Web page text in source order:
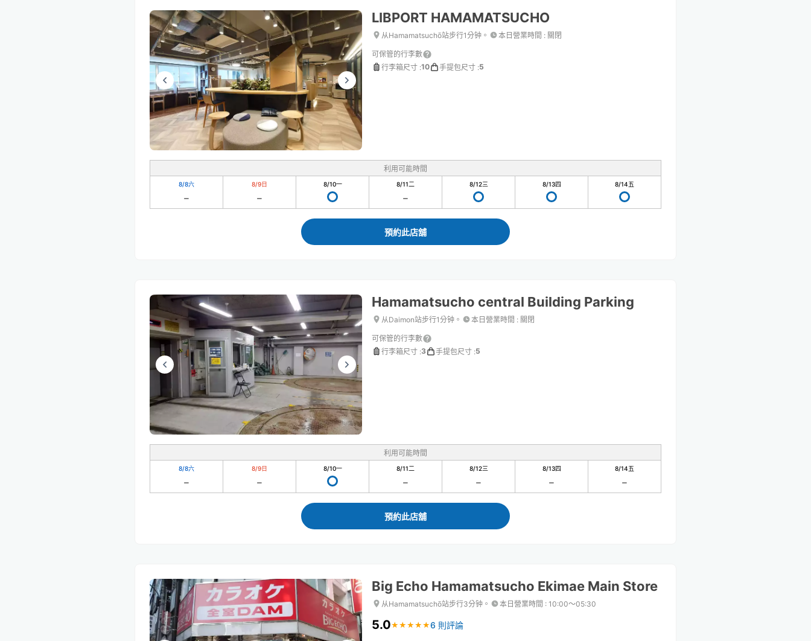
changing
dates.
changing
dates.
LIBPORT HAMAMATSUCHO
从Hamamatsuchō站步行1分钟。 本日營業時間 : 關閉
可保管的行李數
行李箱尺寸 :10 手提包尺寸 :5
利用可能時間
8/8六 8/9日 8/10一 8/11二 8/12三 8/13四 8/14五
預約此店舖
Hamamatsucho central Building Parking
从Daimon站步行1分钟。 本日營業時間 : 關閉
可保管的行李數
行李箱尺寸 :3 手提包尺寸 :5
利用可能時間
8/8六 8/9日 8/10一 8/11二 8/12三 8/13四 8/14五
預約此店舖
Big Echo Hamamatsucho Ekimae Main Store
从Hamamatsuchō站步行3分钟。 本日營業時間 : 10:00〜05:30
5.0★ ★ ★ ★ ★
★ ★ ★ ★ ★6 則評論